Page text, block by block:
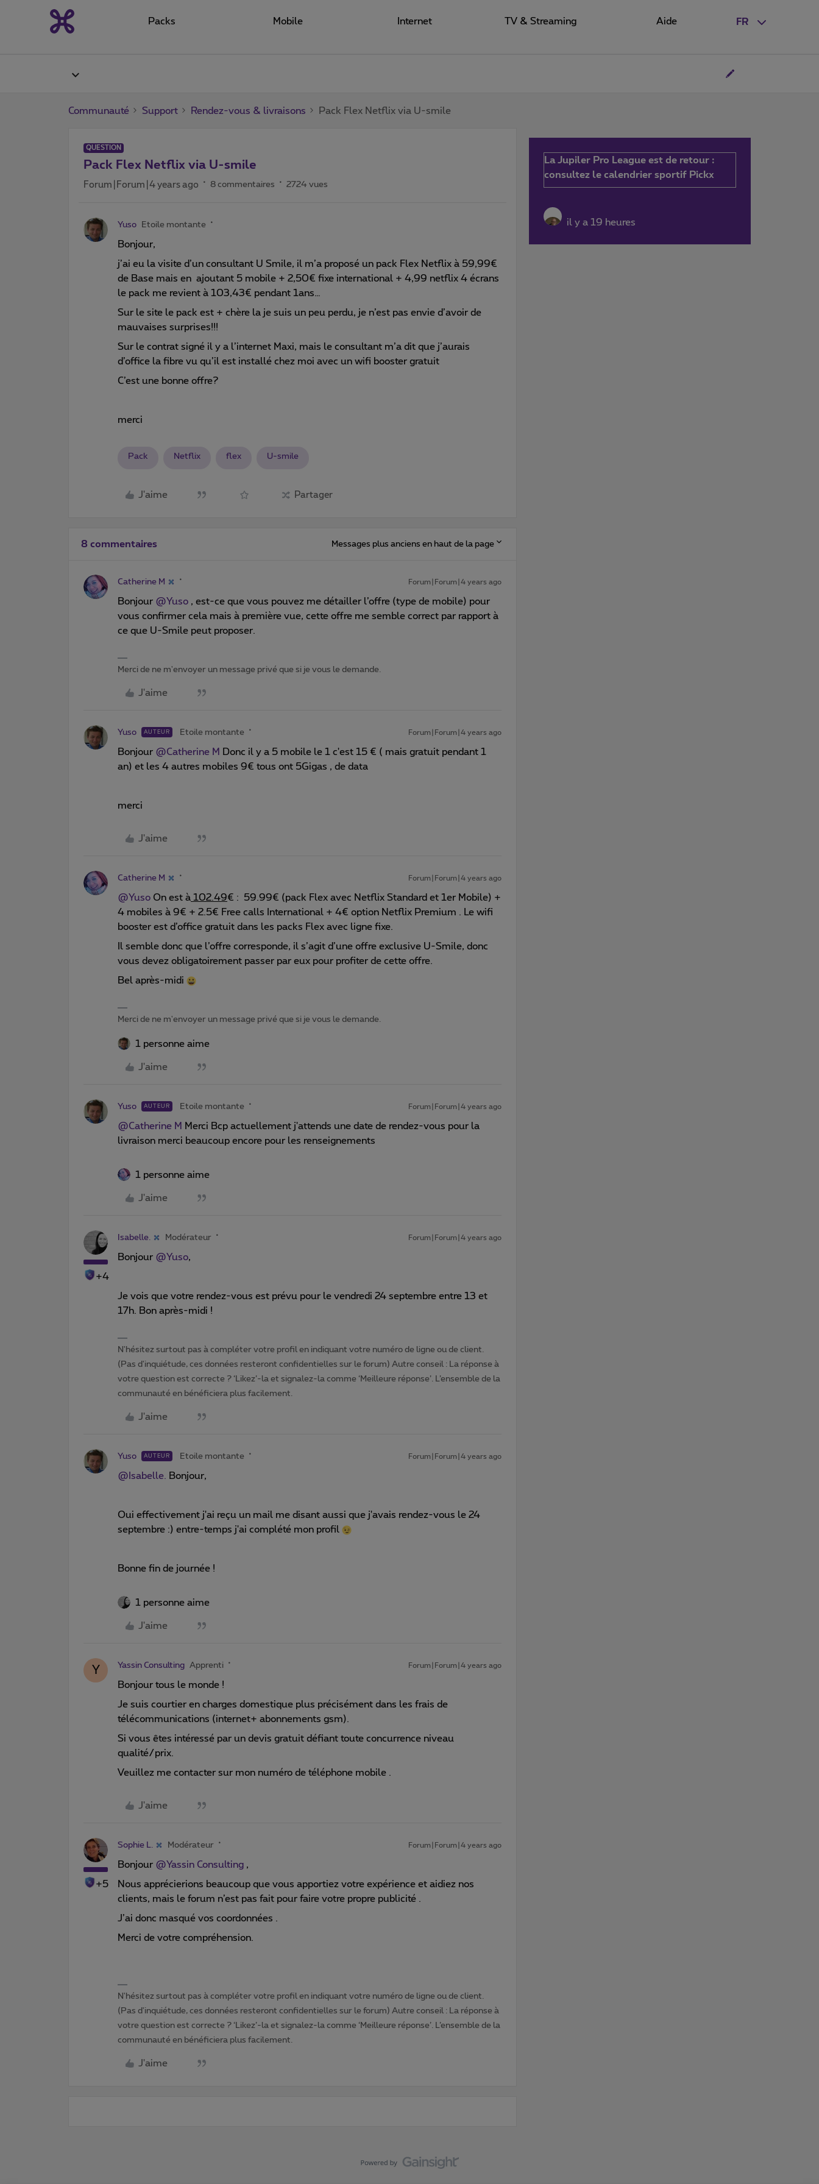
FR
Packs Mobile Internet TV & Streaming Aide
Communauté Support Rendez-vous & livraisons Pack Flex Netflix via U-smile
QUESTION
Pack Flex Netflix via U-smile
Forum|Forum|4 years ago 8 commentaires 2724 vues
Yuso Etoile montante
Bonjour,
j’ai eu la visite d’un consultant U Smile, il m’a proposé un pack Flex Netflix à 59,99€
de Base mais en ajoutant 5 mobile + 2,50€ fixe international + 4,99 netflix 4 écrans
le pack me revient à 103,43€ pendant 1ans…
Sur le site le pack est + chère la je suis un peu perdu, je n’est pas envie d’avoir de
mauvaises surprises!!!
Sur le contrat signé il y a l’internet Maxi, mais le consultant m’a dit que j’aurais
d’office la fibre vu qu’il est installé chez moi avec un wifi booster gratuit
C’est une bonne offre?
merci
Pack Netflix flex U-smile
J'aime Partager
8 commentaires Messages plus anciens en haut de la page
Catherine M Forum|Forum|4 years ago
Bonjour @Yuso , est-ce que vous pouvez me détailler l’offre (type de mobile) pour
vous confirmer cela mais à première vue, cette offre me semble correct par rapport à
ce que U-Smile peut proposer.
Merci de ne m'envoyer un message privé que si je vous le demande.
J'aime
Yuso AUTEUR Etoile montante Forum|Forum|4 years ago
Bonjour @Catherine M
Donc il y a 5 mobile le 1 c'est 15 € ( mais gratuit pendant 1
an) et les 4 autres mobiles 9€ tous ont 5Gigas , de data
merci
J'aime
Catherine M Forum|Forum|4 years ago
@Yuso On est à 102.49€ : 59.99€ (pack Flex avec Netflix Standard et 1er Mobile) +
4 mobiles à 9€ + 2.5€ Free calls International + 4€ option Netflix Premium . Le wifi
booster est d’office gratuit dans les packs Flex avec ligne fixe.
Il semble donc que l’offre corresponde, il s’agit d’une offre exclusive U-Smile, donc
vous devez obligatoirement passer par eux pour profiter de cette offre.
Bel après-midi
Merci de ne m'envoyer un message privé que si je vous le demande.
1 personne aime
J'aime
Yuso AUTEUR Etoile montante Forum|Forum|4 years ago
@Catherine M
Merci Bcp actuellement j'attends une date de rendez-vous pour la
livraison merci beaucoup encore pour les renseignements
1 personne aime
J'aime
+4
Isabelle. Modérateur Forum|Forum|4 years ago
Bonjour @Yuso,
Je vois que votre rendez-vous est prévu pour le vendredi 24 septembre entre 13 et
17h. Bon après-midi !
N'hésitez surtout pas à compléter votre profil en indiquant votre numéro de ligne ou de client.
(Pas d'inquiétude, ces données resteront confidentielles sur le forum) Autre conseil : La réponse à
votre question est correcte ? ‘Likez’-la et signalez-la comme ‘Meilleure réponse’. L’ensemble de la
communauté en bénéficiera plus facilement.
J'aime
Yuso AUTEUR Etoile montante Forum|Forum|4 years ago
@Isabelle. Bonjour,
Oui effectivement j'ai reçu un mail me disant aussi que j'avais rendez-vous le 24
septembre :) entre-temps j'ai complété mon profil
Bonne fin de journée !
1 personne aime
J'aime
Y Yassin Consulting Apprenti Forum|Forum|4 years ago
Bonjour tous le monde !
Je suis courtier en charges domestique plus précisément dans les frais de
télécommunications (internet+ abonnements gsm).
Si vous êtes intéressé par un devis gratuit défiant toute concurrence niveau
qualité/prix.
Veuillez me contacter sur mon numéro de téléphone mobile .
J'aime
+5
Sophie L. Modérateur Forum|Forum|4 years ago
Bonjour @Yassin Consulting ,
Nous apprécierions beaucoup que vous apportiez votre expérience et aidiez nos
clients, mais le forum n’est pas fait pour faire votre propre publicité .
J’ai donc masqué vos coordonnées .
Merci de votre compréhension.
N'hésitez surtout pas à compléter votre profil en indiquant votre numéro de ligne ou de client.
(Pas d'inquiétude, ces données resteront confidentielles sur le forum) Autre conseil : La réponse à
votre question est correcte ? ‘Likez’-la et signalez-la comme ‘Meilleure réponse’. L’ensemble de la
communauté en bénéficiera plus facilement.
J'aime
La Jupiler Pro League est de retour :
consultez le calendrier sportif Pickx
il y a 19 heures